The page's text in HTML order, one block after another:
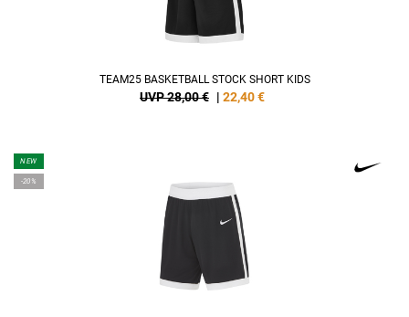
TEAM25 BASKETBALL STOCK SHORT KIDS
UVP 28,00 € | 22,40€
NEW
-20%